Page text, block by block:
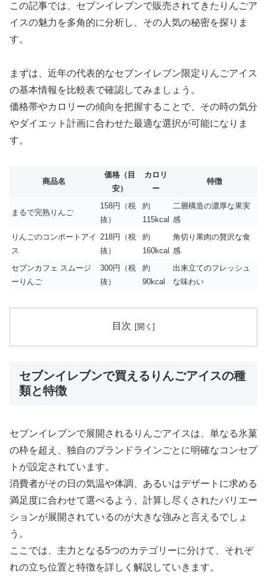
この記事では、セブンイレブンで販売されてきたりんごア
イスの魅力を多角的に分析し、その人気の秘密を探りま
す。
まずは、近年の代表的なセブンイレブン限定りんごアイス
の基本情報を比較表で確認してみましょう。
価格帯やカロリーの傾向を把握することで、その時の気分
やダイエット計画に合わせた最適な選択が可能になりま
す。
商品名
価格（目
安）
カロリ
ー
特徴
まるで完熟りんご
158円（税
抜）
約
115kcal
二層構造の濃厚な果実
感
りんごのコンポートアイ
ス
218円（税
抜）
約
160kcal
角切り果肉の贅沢な食
感
セブンカフェ スムージ
ーりんご
300円（税
抜）
約
90kcal
出来立てのフレッシュ
な味わい
目次
セブンイレブンで買えるりんごアイスの種
類と特徴
セブンイレブンで展開されるりんごアイスは、単なる氷菓
の枠を超え、独自のブランドラインごとに明確なコンセプ
トが設定されています。
消費者がその日の気温や体調、あるいはデザートに求める
満足度に合わせて選べるよう、計算し尽くされたバリエー
ションが展開されているのが大きな強みと言えるでしょ
う。
ここでは、主力となる5つのカテゴリーに分けて、それぞ
れの立ち位置と特徴を詳しく解説していきます。